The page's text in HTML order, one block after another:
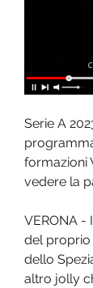
Serie A
formazioni
vedere la
VERONA -
del proprio
dello
altro jolly